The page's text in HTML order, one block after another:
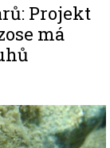
Projekt
má